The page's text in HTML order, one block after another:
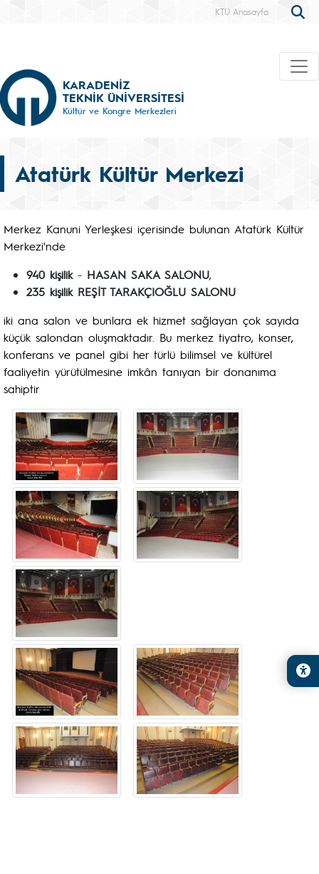
KTÜ Anasayfa
KARADENİZ
TEKNİK ÜNİVERSİTESİ
Kültür ve Kongre Merkezleri
Atatürk Kültür Merkezi
Merkez Kanuni Yerleşkesi içerisinde bulunan Atatürk Kültür
Merkezi'nde
940 kişilik- HASAN SAKA SALONU,
235 kişilik REŞİT TARAKÇIOĞLU SALONU
iki ana salon ve bunlara ek hizmet sağlayan çok sayıda
küçük salondan oluşmaktadır. Bu merkez tiyatro, konser,
konferans ve panel gibi her türlü bilimsel ve kültürel
faaliyetin yürütülmesine imkân tanıyan bir donanıma
sahiptir